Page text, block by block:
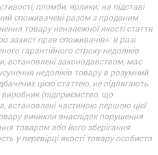
пломби, ярлики; на підставі
споживачеві разом з проданим
товару неналежної якості стаття
захист прав споживачів»: в разі
гарантійного строку недоліків
встановлені законодавством, має
недоліків товару в розумний
цією статтею, не підлягають
(підприємство, що
встановлені частиною першою цієї
виникли внаслідок порушення
товаром або його зберігання.
у перевірці якості товару особисто